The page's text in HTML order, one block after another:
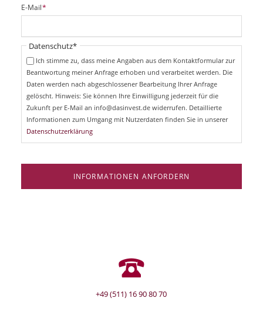
c
t
f
P
f
i
E-Mail*
Pflichtfeld
Datenschutz*
Ich stimme zu, dass meine Angaben aus dem Kontaktformular zur
Beantwortung meiner Anfrage erhoben und verarbeitet werden. Die
Daten werden nach abgeschlossener Bearbeitung Ihrer Anfrage
gelöscht. Hinweis: Sie können Ihre Einwilligung jederzeit für die
Zukunft per E-Mail an info@dasinvest.de widerrufen. Detaillierte
Informationen zum Umgang mit Nutzerdaten finden Sie in unserer
Datenschutzerklärung
INFORMATIONEN ANFORDERN
+49 (511) 16 90 80 70